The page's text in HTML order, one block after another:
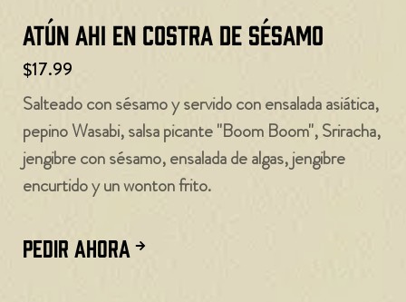
Atún Ahi en costra de sésamo
$17.99
Salteado con sésamo y servido con ensalada asiática,
pepino Wasabi, salsa picante "Boom Boom", Sriracha,
jengibre con sésamo, ensalada de algas, jengibre
encurtido y un wonton frito.
PEDIR AHORA